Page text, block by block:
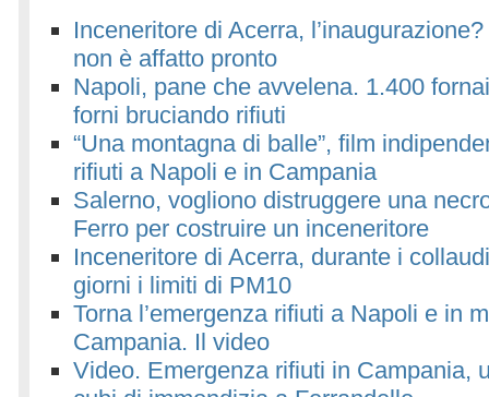
Inceneritore di Acerra,
non è affatto pronto
Napoli, pane che avvelena. 1.400
forni bruciando rifiuti
“Una montagna di balle”, film
rifiuti a Napoli e in Campania
Salerno, vogliono distruggere una
Ferro per costruire un inceneritore
Inceneritore di Acerra, durante i
giorni i limiti di PM10
Torna l’emergenza rifiuti a Napoli e in
Campania. Il video
Video. Emergenza rifiuti in Campania,